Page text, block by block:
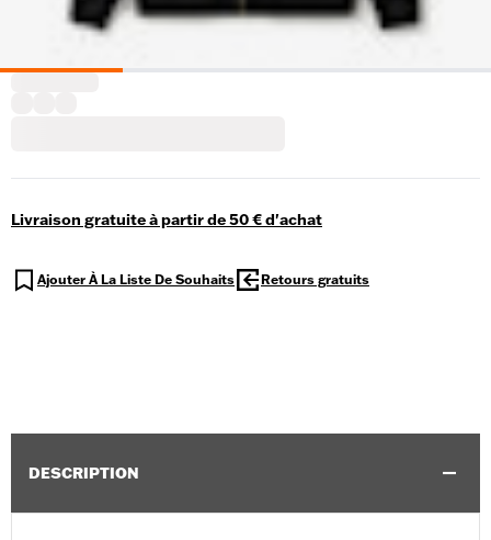
Livraison gratuite à partir de 50 € d'achat
Ajouter À La Liste De Souhaits Retours gratuits
DESCRIPTION